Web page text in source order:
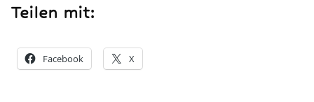
Teilen mit:
Facebook X